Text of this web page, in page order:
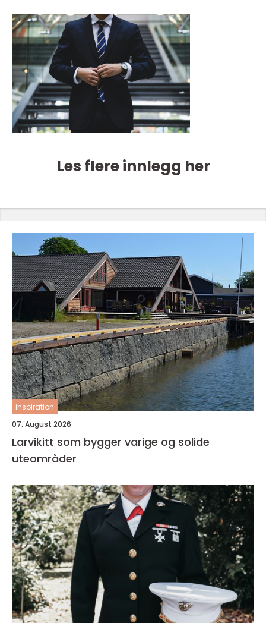
Les flere innlegg her
inspiration
07. August 2026
Larvikitt som bygger varige og solide
uteområder